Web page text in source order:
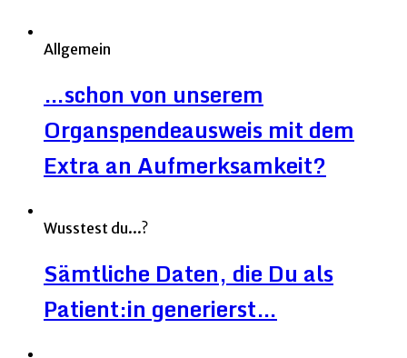
Allgemein
…schon von unserem
Organspendeausweis mit dem
Extra an Aufmerksamkeit?
Wusstest du...?
Sämtliche Daten, die Du als
Patient:in generierst…